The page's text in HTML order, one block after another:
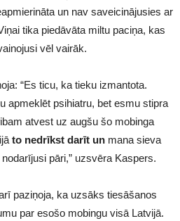
un nav saveicinājusies ar
tika piedāvāta miltu paciņa, kas
vēl vairāk.
“Es ticu, ka tieku izmantota.
apmeklēt psihiatru, bet esmu stipra
atvest uz augšu šo mobinga
to nedrīkst darīt un mana sieva
pāri,” uzsvēra Kaspers.
paziņoja, ka uzsāks tiesāšanos
par esošo mobingu visā Latvijā.